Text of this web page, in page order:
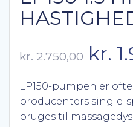
kr.2.750,00 Den
pris
kr.
LP150-pumpen er
producenters single-
bruges til